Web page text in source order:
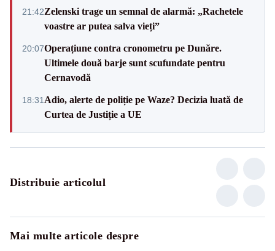
21:42Zelenski trage un semnal de alarmă: „Rachetele
voastre ar putea salva vieți”
20:07Operațiune contra cronometru pe Dunăre.
Ultimele două barje sunt scufundate pentru
Cernavodă
18:31 Adio, alerte de poliție pe Waze? Decizia luată de
Curtea de Justiție a UE
Distribuie articolul
Mai multe articole despre